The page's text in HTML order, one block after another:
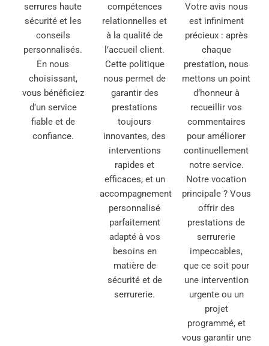
serrures haute
sécurité et les
conseils
personnalisés.
En nous
choisissant,
vous bénéficiez
d’un service
fiable et de
confiance.
compétences
relationnelles et
à la qualité de
l’accueil client.
Cette politique
nous permet de
garantir des
prestations
toujours
innovantes, des
interventions
rapides et
efficaces, et un
accompagnement
personnalisé
parfaitement
adapté à vos
besoins en
matière de
sécurité et de
serrurerie.
Votre avis nous
est infiniment
précieux : après
chaque
prestation, nous
mettons un point
d’honneur à
recueillir vos
commentaires
pour améliorer
continuellement
notre service.
Notre vocation
principale ? Vous
offrir des
prestations de
serrurerie
impeccables,
que ce soit pour
une intervention
urgente ou un
projet
programmé, et
vous garantir une